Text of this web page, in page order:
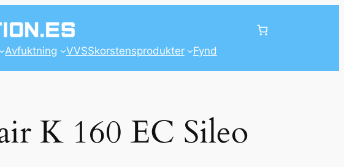
Avfuktning VVSSkorstensprodukter Fynd
K 160 EC Sileo